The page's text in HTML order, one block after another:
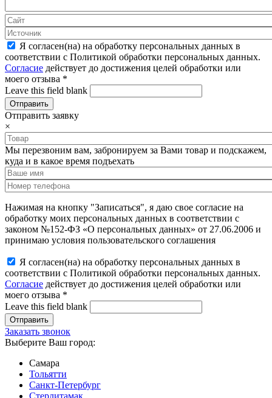
Я согласен(на) на обработку персональных данных в
соответствии с Политикой обработки персональных данных.
Согласие действует до достижения целей обработки или
моего отзыва *
Leave this field blank
Отправить заявку
×
Мы перезвоним вам, забронируем за Вами товар и подскажем,
куда и в какое время подъехать
Нажимая на кнопку "Записаться", я даю свое согласие на
обработку моих персональных данных в соответствии с
законом №152-ФЗ «О персональных данных» от 27.06.2006 и
принимаю условия пользовательского соглашения
Я согласен(на) на обработку персональных данных в
соответствии с Политикой обработки персональных данных.
Согласие действует до достижения целей обработки или
моего отзыва *
Leave this field blank
Заказать звонок
Выберите Ваш город:
Самара
Тольятти
Санкт-Петербург
Стерлитамак